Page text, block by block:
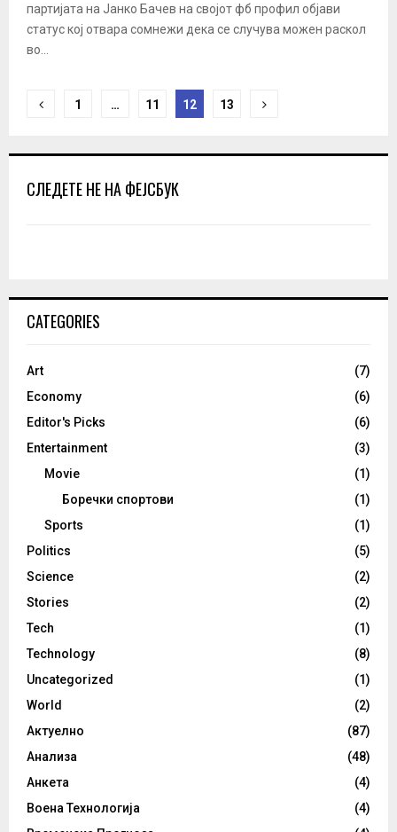
партијата на Јанко Бачев на својот фб профил објави
статус кој отвара сомнежи дека се случува можен раскол
во...
Posts
1 … 11 12 13
СЛЕДЕТЕ НЕ НА ФЕЈСБУК
CATEGORIES
Art
(7)
Economy
(6)
Editor's Picks
(6)
Entertainment
(3)
Movie
(1)
Боречки спортови
(1)
Sports
(1)
Politics
(5)
Science
(2)
Stories
(2)
Tech
(1)
Technology
(8)
Uncategorized
(1)
World
(2)
Актуелно
(87)
Анализа
(48)
Анкета
(4)
Воена Технологија
(4)